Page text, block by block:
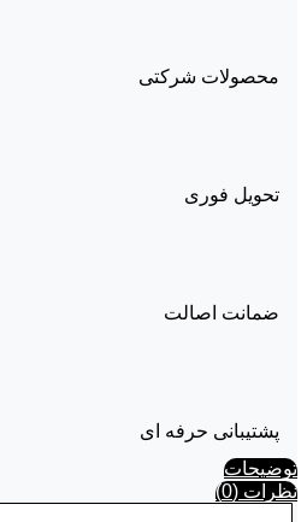
محصولات شرکتی
تحویل فوری
ضمانت اصالت
پشتیبانی حرفه ای
توضیحات
نظرات (0)